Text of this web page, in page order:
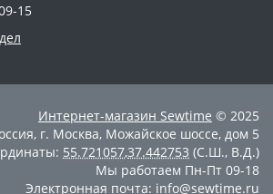
15
Интернет-магазин Sewtime © 2025
, г. Москва, Можайское шоссе, дом 5
55.721057,37.442753 (С.Ш., В.Д.)
Мы работаем Пн-Пт 09-18
Электронная почта: info@sewtime.ru